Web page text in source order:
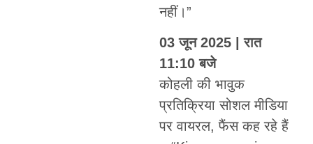
नहीं।”
03 जून 2025 | रात
11:10 बजे
कोहली की भावुक
प्रतिक्रिया सोशल मीडिया
पर वायरल, फैंस कह रहे हैं